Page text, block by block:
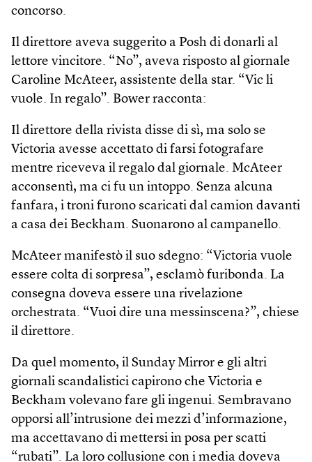
concorso.
Il direttore aveva suggerito a Posh di donarli al
lettore vincitore. “No”, aveva risposto al giornale
Caroline McAteer, assistente della star. “Vic li
vuole. In regalo”. Bower racconta:
Il direttore della rivista disse di sì, ma solo se
Victoria avesse accettato di farsi fotografare
mentre riceveva il regalo dal giornale. McAteer
acconsentì, ma ci fu un intoppo. Senza alcuna
fanfara, i troni furono scaricati dal camion davanti
a casa dei Beckham. Suonarono al campanello.
McAteer manifestò il suo sdegno: “Victoria vuole
essere colta di sorpresa”, esclamò furibonda. La
consegna doveva essere una rivelazione
orchestrata. “Vuoi dire una messinscena?”, chiese
il direttore.
Da quel momento, il Sunday Mirror e gli altri
giornali scandalistici capirono che Victoria e
Beckham volevano fare gli ingenui. Sembravano
opporsi all’intrusione dei mezzi d’informazione,
ma accettavano di mettersi in posa per scatti
“rubati”. La loro collusione con i media doveva